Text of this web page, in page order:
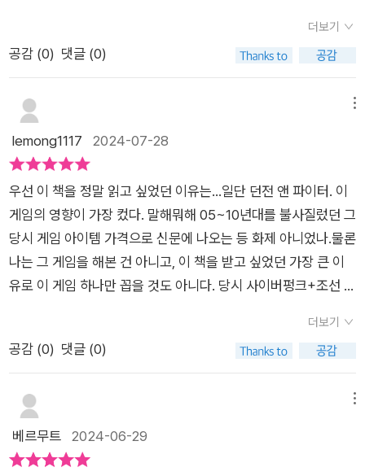
전, 게임 시나리오 기획자 구인에 이력서를 낸 적도 있었다.진짜
아무 것도 모를 때랑 당연히 연락 같은 것도 없었다. ㅋㅋ뭐, 지금
닮았네. 하는 정도는 되지 않을까. 진짜 아무 것도 모르지만 게임
시나리오 기획자를 함 기웃거려 볼까 하는 사람부터,이미 이것저
것 많이 알지만 게임 시나리오 기획자 실무를 경험해보지 못한 초
하는 저자가 이론부터 실제 실무, 응용까지 체계적으로 알려준다.
그리고 무엇보다 책이 심심하지 않아 좋다. 게임 시나리오 기획에
관심이 있다면 고개를 끄덕이며 술술 읽히는 책. 그리고! '게임 시
나리오의 문법을 이해한 상태에서 게임 시나리오를 지탱하는 2
개의 기둥 - 세계관, 캐릭터, 스토리를 세울 수 있게 도와 자신만
의 '포트폴리오'를 완성하도록 안내하고 싶어서' 이 책을 내게 됐
단다.게임 시나리오라는 유니버스를 여행하고 싶은데, 여기 저기
자를 위한 안내서> 이 책을 읽고 히치하이킹에 성공 해보자. 게
임 시나리오 기획자를 꿈꾼다면 그 정도 성의는 보여줄 수 있잖
나.이책에서 가장 인상적인 부분은 작가의 자전적인 이야기를 예
시로 한 <나의 게임 기획자 일지>다.이 부분이 더욱 책을 읽는
더보기
공감 (0) 댓글 (0)
lemong1117 2024-07-28
우선 이 책을 정말 읽고 싶었던 이유는...일단 던전 앤 파이터. 이
게임의 영향이 가장 컸다. 말해뭐해 05~10년대를 불사질렀던 그
당시 게임 아이템 가격으로 신문에 나오는 등 화제 아니었나.물론
나는 그 게임을 해본 건 아니고, 이 책을 받고 싶었던 가장 큰 이
유로 이 게임 하나만 꼽을 것도 아니다. 당시 사이버펑크+조선 이
시나리오의 중요성(과 이주정도 찌통을 겪는 나의 멘탈)을 깨닫
고 있었기 때문.그리고 안내서를 받아들었고 일단 심상치 않은 목
담'이나 업계의 '소식' 정도로 그치는 자서적 책을 생각했지만 아
니었다.이건 완전 안내서다. 히치하이커마냥 제목을 정한 게 오점
이 아닐까 싶을 정도로 A부터 Z까지 떠먹여준다. 그 예로 자서적
더보기
공감 (0) 댓글 (0)
베르무트 2024-06-29